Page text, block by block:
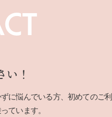
！
に悩んでいる方、初めてのご
ています。